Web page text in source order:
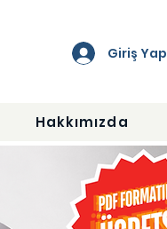
Giriş Yap
Hakkımızda